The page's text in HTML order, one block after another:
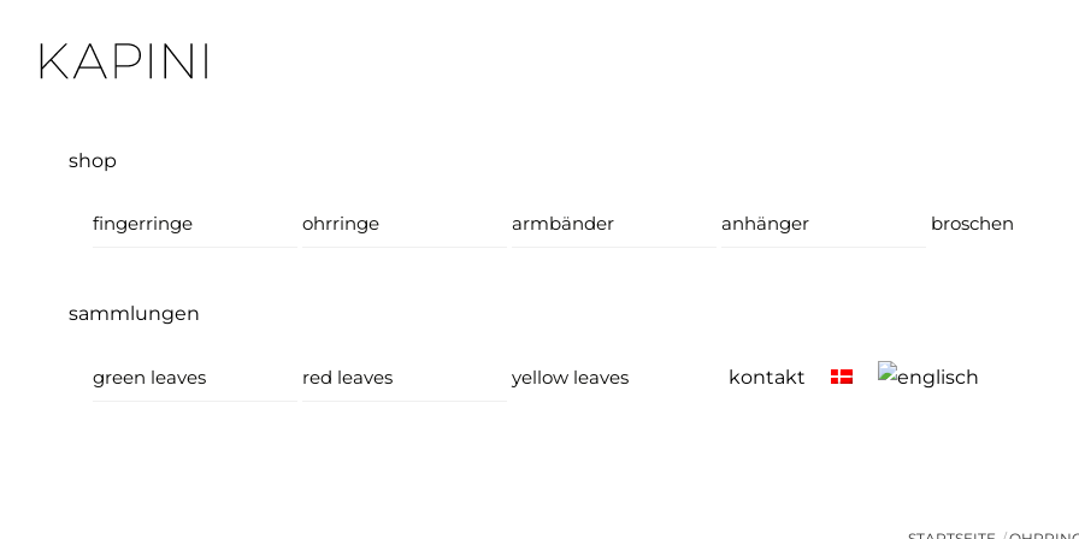
content
shop
fingerringe ohrringe armbänder anhänger broschen
sammlungen
green leaves red leaves yellow leaves kontakt